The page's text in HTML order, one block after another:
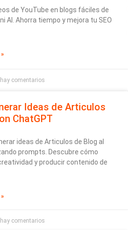
de YouTube en blogs fáciles de
AI. Ahorra tiempo y mejora tu SEO
comentarios
Ideas de Articulos
ChatGPT
ideas de Articulos de Blog al
prompts. Descubre cómo
y producir contenido de
comentarios